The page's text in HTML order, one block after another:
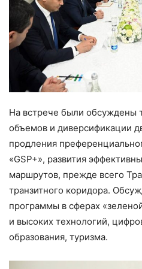
На встрече были обсуждены
объемов и диверсификации
продления
«GSP+», развития
маршрутов, прежде всего
транзитного коридора.
программы в сферах
и высоких технологий,
образования, туризма.